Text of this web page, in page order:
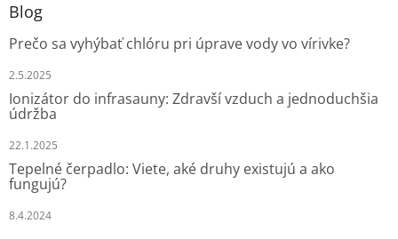
ý
p
u
Blog
Prečo sa vyhýbať chlóru pri úprave vody vo vírivke?
2.5.2025
Ionizátor do infrasauny: Zdravší vzduch a jednoduchšia
údržba
22.1.2025
Tepelné čerpadlo: Viete, aké druhy existujú a ako
fungujú?
8.4.2024